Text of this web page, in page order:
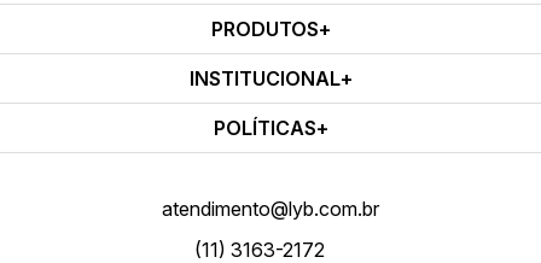
PRODUTOS
INSTITUCIONAL
POLÍTICAS
atendimento@lyb.com.br
(11) 3163-2172